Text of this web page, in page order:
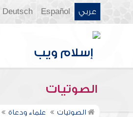
عربي Español
Deutsch
الصوتيات
الصوتيات علماء ودعاة